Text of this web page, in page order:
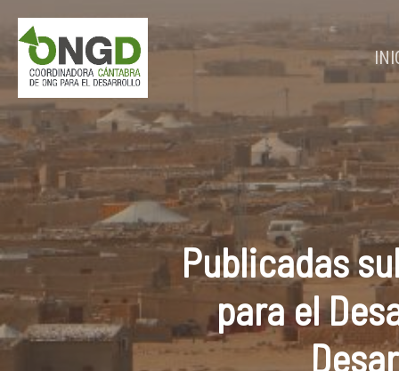
main
content
Publicadas
para el